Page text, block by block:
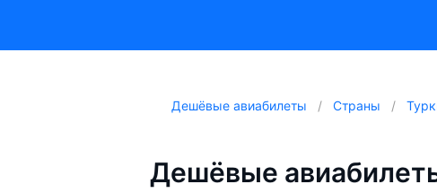
Дешёвые авиабилеты Страны
Дешёвые